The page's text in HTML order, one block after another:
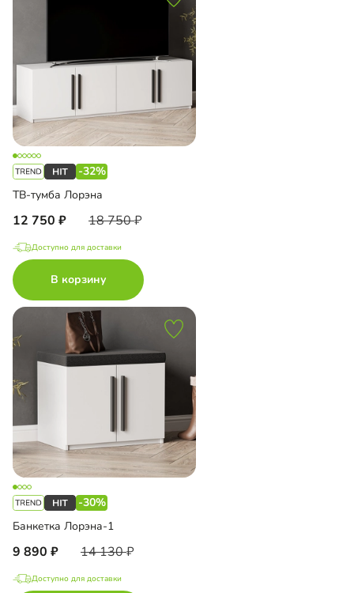
-32%
ТВ-тумба Лорэна
12 750 18 750
Доступно для доставки
В корзину
-30%
Банкетка Лорэна-1
9 890 14 130
Доступно для доставки